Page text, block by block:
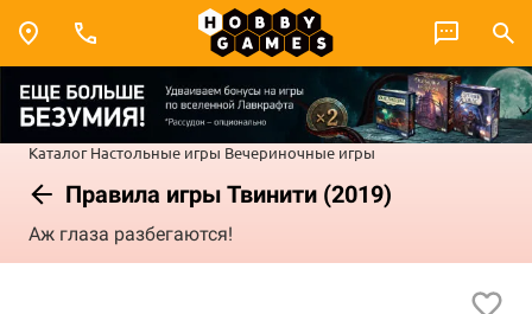
Каталог Настольные игры Вечериночные игры
Правила игры Твинити (2019)
Аж глаза разбегаются!